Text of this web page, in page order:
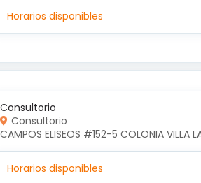
Horarios disponibles
Consultorio
Consultorio
CAMPOS ELISEOS #152-5 COLONIA VILLA
Horarios disponibles